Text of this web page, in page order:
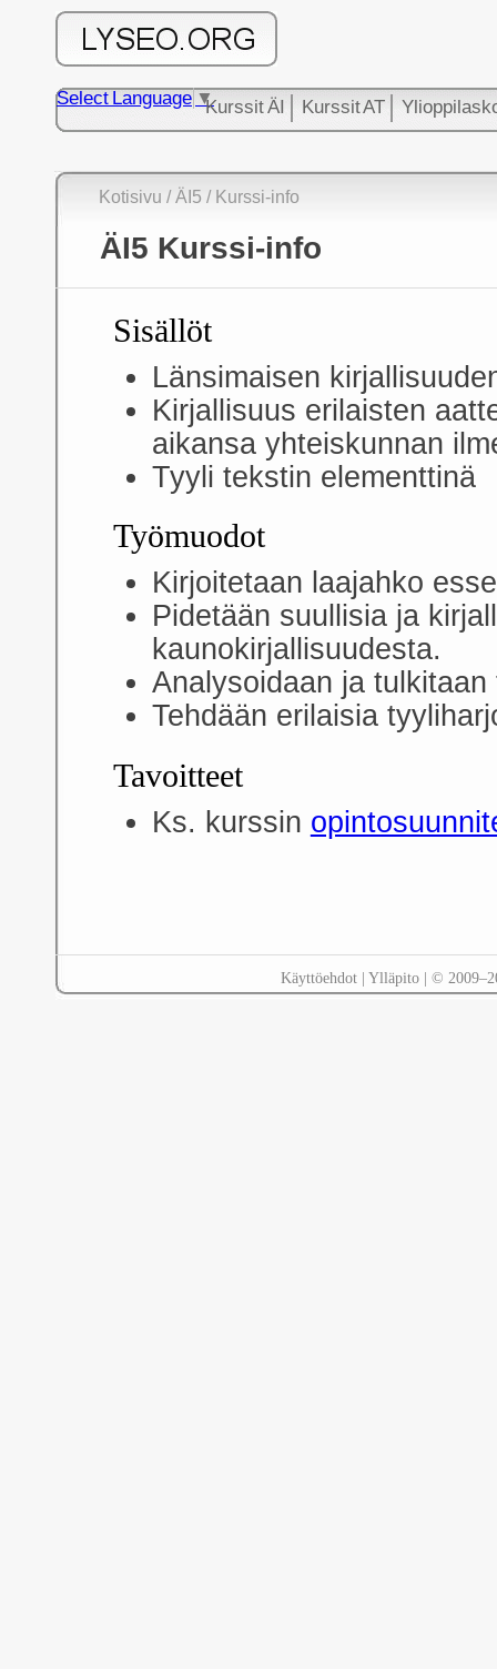
Kurssit ÄI Kurssit AT
Select Language ▼
Kotisivu /ÄI5 / Kurssi-info
ÄI5 Kurssi-info
Sisällöt
Länsimaisen
Kirjallisuus erilaisten
aikansa yhteiskunnan
Tyyli tekstin elementtinä
Työmuodot
Kirjoitetaan laajahko
Pidetään suullisia ja
kaunokirjallisuudesta.
Analysoidaan ja
Tehdään erilaisia
Tavoitteet
Ks. kurssin
Käyttöehdot| Ylläpito| ©